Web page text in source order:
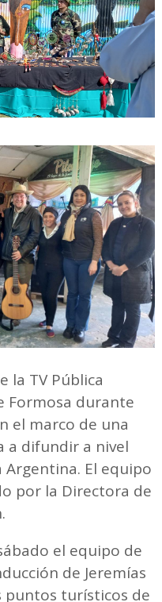
la TV Pública
Formosa durante
el marco de una
a difundir a nivel
El equipo
por la Directora de
el equipo de
de Jeremías
turísticos de